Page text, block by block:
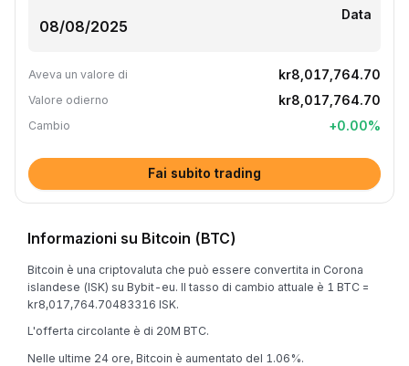
Data
Aveva un valore di kr8,017,764.70
Valore odierno kr8,017,764.70
Cambio +0.00%
Fai subito trading
Informazioni su Bitcoin (BTC)
Bitcoin è una criptovaluta che può essere convertita in Corona
islandese (ISK) su Bybit-eu. Il tasso di cambio attuale è 1 BTC =
kr8,017,764.70483316 ISK.
L'offerta circolante è di 20M BTC.
Nelle ultime 24 ore, Bitcoin è aumentato del 1.06%.